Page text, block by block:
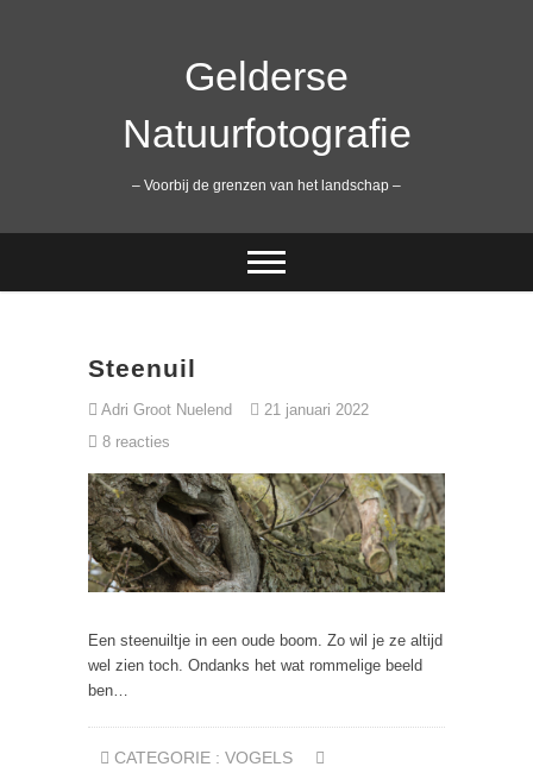
Gelderse
Natuurfotografie
– Voorbij de grenzen van het landschap –
Steenuil
Adri Groot Nuelend
21 januari 2022
8 reacties
Een steenuiltje in een oude boom. Zo wil je ze altijd
wel zien toch. Ondanks het wat rommelige beeld
ben…
CATEGORIE : VOGELS